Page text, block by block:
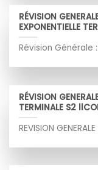
RÉVISION
EXPONENTIELLE
Révision Générale
RÉVISION
TERMINALE S2
REVISION